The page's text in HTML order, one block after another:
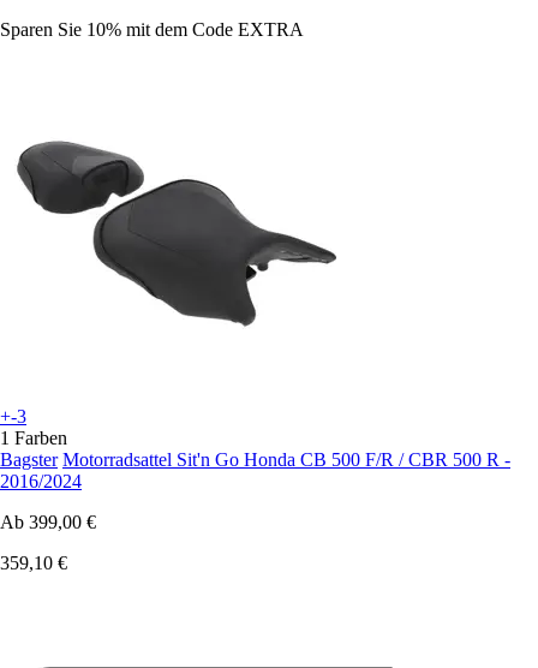
Sparen Sie 10% mit dem Code EXTRA
+-3
1 Farben
Bagster Motorradsattel Sit'n Go Honda CB 500 F/R / CBR 500 R -
2016/2024
Ab 399,00 €
359,10 €